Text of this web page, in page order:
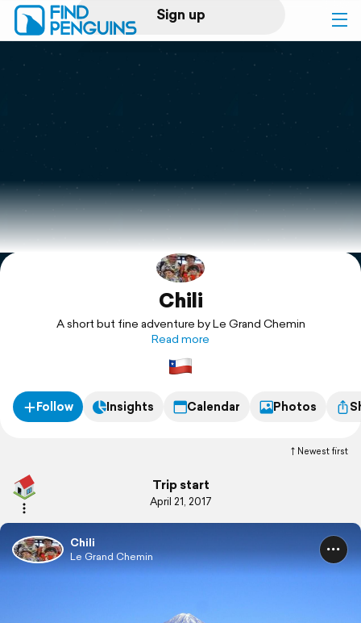
Sign up
Log in
Print a book
Flyover video
Explore
Chili
A short but fine adventure by Le Grand Chemin
Read more
Follow Insights Calendar Photos
Newest first
Trip start
April 21, 2017
Chili
Le Grand Chemin